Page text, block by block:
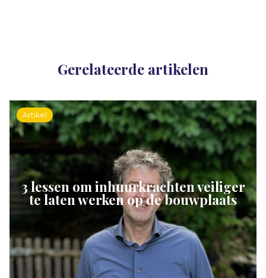
Gerelateerde artikelen
Artikel
3 lessen om inhuurkrachten veiliger
te laten werken op de bouwplaats